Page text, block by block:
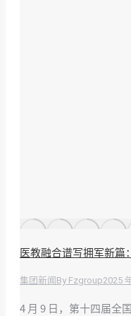
医教融合谱写拥军新
集团新闻 By Fzgroup2025
4 月 9 日，第十四届全